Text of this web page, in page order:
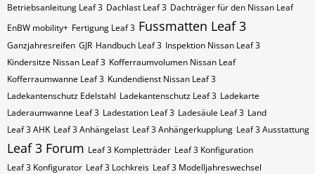
Betriebsanleitung Leaf 3 Dachlast Leaf 3 Dachträger für den Nissan Leaf
EnBW mobility+ Fertigung Leaf 3 Fussmatten Leaf 3
Ganzjahresreifen GJR Handbuch Leaf 3 Inspektion Nissan Leaf 3
Kindersitze Nissan Leaf 3 Kofferraumvolumen Nissan Leaf
Kofferraumwanne Leaf 3 Kundendienst Nissan Leaf 3
Ladekantenschutz Edelstahl Ladekantenschutz Leaf 3 Ladekarte
Laderaumwanne Leaf 3 Ladestation Leaf 3 Ladesäule Leaf 3 Land
Leaf 3 AHK Leaf 3 Anhängelast Leaf 3 Anhängerkupplung Leaf 3 Ausstattung
Leaf 3 Forum Leaf 3 Kompletträder Leaf 3 Konfiguration
Leaf 3 Konfigurator Leaf 3 Lochkreis Leaf 3 Modelljahreswechsel